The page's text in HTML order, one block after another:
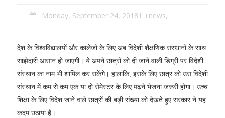
Monday, September 24, 2018 news,
देश के विश्वविद्यालयों और कालेजों के लिए अब विदेशी शैक्षणिक संस्थानों के साथ
साझेदारी आसान हो जाएगी। ये अपने छात्रों को दी जाने वाली डिग्री पर विदेशी
संस्थान का नाम भी शामिल कर सकेंगे। हालांकि, इसके लिए छात्र को उस विदेशी
संस्थान में कम से कम एक या दो सेमेस्टर के लिए पढ़ने भेजना जरूरी होगा। उच्च
शिक्षा के लिए विदेश जाने वाले छात्रों की बड़ी संख्या को देखते हुए सरकार ने यह
कदम उठाया है।